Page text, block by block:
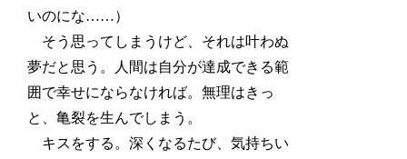
いのにな……）
そう思ってしまうけど、それは叶わぬ
夢だと思う。人間は自分が達成できる範
囲で幸せにならなければ。無理はきっ
と、亀裂を生んでしまう。
キスをする。深くなるたび、気持ちい